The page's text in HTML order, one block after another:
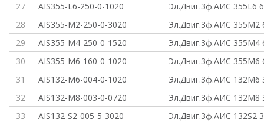
27
AIS355-L6-250-0-1020
Эл.Двиг.3ф.АИС 355L6
28
AIS355-M2-250-0-3020
Эл.Двиг.3ф.АИС 355M2
29
AIS355-M4-250-0-1520
Эл.Двиг.3ф.АИС 355M4
30
AIS355-M6-160-0-1020
Эл.Двиг.3ф.АИС 355M6
31
AIS132-M6-004-0-1020
Эл.Двиг.3ф.АИС 132M6
32
AIS132-M8-003-0-0720
Эл.Двиг.3ф.АИС 132M8
33
AIS132-S2-005-5-3020
Эл.Двиг.3ф.АИС 132S2